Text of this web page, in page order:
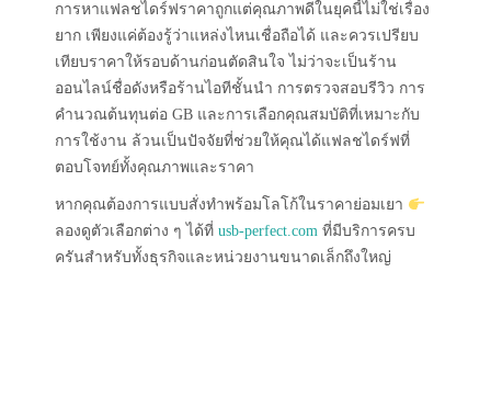
การหาแฟลชไดร์ฟราคาถูกแต่คุณภาพดีในยุคนี้ไม่ใช่เรื่อง
ยาก เพียงแค่ต้องรู้ว่าแหล่งไหนเชื่อถือได้ และควรเปรียบ
เทียบราคาให้รอบด้านก่อนตัดสินใจ ไม่ว่าจะเป็นร้าน
ออนไลน์ชื่อดังหรือร้านไอทีชั้นนำ การตรวจสอบรีวิว การ
คำนวณต้นทุนต่อ GB และการเลือกคุณสมบัติที่เหมาะกับ
การใช้งาน ล้วนเป็นปัจจัยที่ช่วยให้คุณได้แฟลชไดร์ฟที่
ตอบโจทย์ทั้งคุณภาพและราคา
หากคุณต้องการแบบสั่งทำพร้อมโลโก้ในราคาย่อมเยา
ลองดูตัวเลือกต่าง ๆ ได้ที่ usb-perfect.com ที่มีบริการครบ
ครันสำหรับทั้งธุรกิจและหน่วยงานขนาดเล็กถึงใหญ่